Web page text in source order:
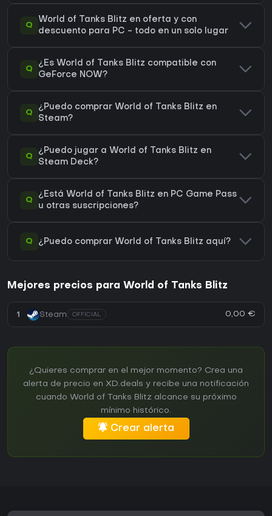
Q
World of Tanks Blitz en oferta y con
descuento para PC - todo en un solo lugar
Q
¿Es World of Tanks Blitz compatible con
GeForce NOW?
Q
¿Puedo comprar World of Tanks Blitz en
Steam?
Q
¿Puedo jugar a World of Tanks Blitz en
Steam Deck?
Q
¿Está World of Tanks Blitz en PC Game Pass
u otras suscripciones?
Q ¿Puedo comprar World of Tanks Blitz aquí?
Mejores precios para World of Tanks Blitz
1 Steam OFFICIAL 0,00 €
¿Quieres comprar en el mejor momento? Crea una
alerta de precio en XD.deals y recibe una notificación
cuando World of Tanks Blitz alcance su próximo
mínimo histórico.
Crear alerta